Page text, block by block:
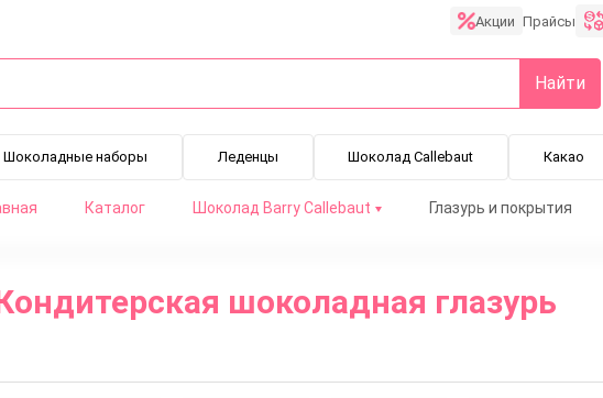
Акции Прайсы
Найти
Шоколадные наборы Леденцы Шоколад Callebaut Какао
Каталог Шоколад Barry Callebaut Глазурь и покрытия
шоколадная глазурь